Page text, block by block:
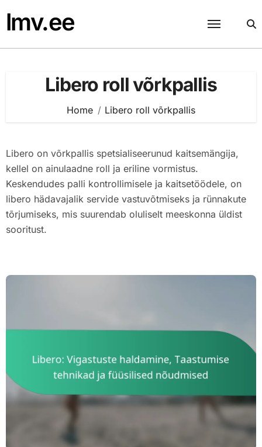
content
lmv.ee
Libero roll võrkpallis
Home Libero roll võrkpallis
Libero on võrkpallis spetsialiseerunud kaitsemängija,
kellel on ainulaadne roll ja eriline vormistus.
Keskendudes palli kontrollimisele ja kaitsetöödele, on
libero hädavajalik servide vastuvõtmiseks ja rünnakute
tõrjumiseks, mis suurendab oluliselt meeskonna üldist
sooritust.